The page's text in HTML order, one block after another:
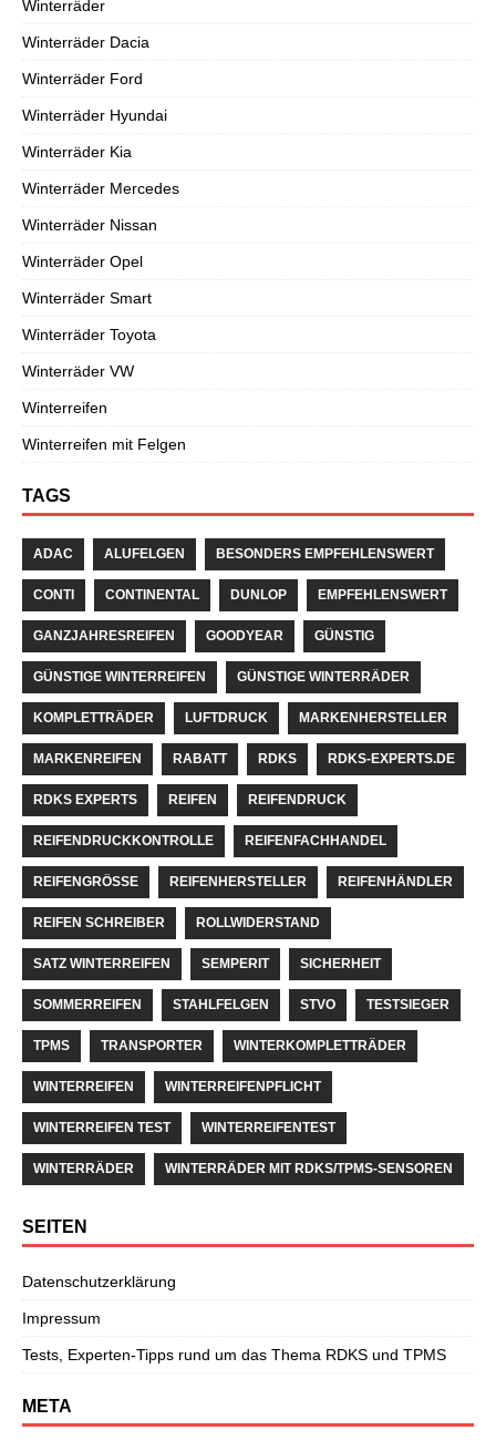
Winterräder
Winterräder Dacia
Winterräder Ford
Winterräder Hyundai
Winterräder Kia
Winterräder Mercedes
Winterräder Nissan
Winterräder Opel
Winterräder Smart
Winterräder Toyota
Winterräder VW
Winterreifen
Winterreifen mit Felgen
TAGS
ADAC ALUFELGEN BESONDERS EMPFEHLENSWERT
CONTI CONTINENTAL DUNLOP EMPFEHLENSWERT
GANZJAHRESREIFEN GOODYEAR GÜNSTIG
GÜNSTIGE WINTERREIFEN GÜNSTIGE WINTERRÄDER
KOMPLETTRÄDER LUFTDRUCK MARKENHERSTELLER
MARKENREIFEN RABATT RDKS RDKS-EXPERTS.DE
RDKS EXPERTS REIFEN REIFENDRUCK
REIFENDRUCKKONTROLLE REIFENFACHHANDEL
REIFENGRÖSSE REIFENHERSTELLER REIFENHÄNDLER
REIFEN SCHREIBER ROLLWIDERSTAND
SATZ WINTERREIFEN SEMPERIT SICHERHEIT
SOMMERREIFEN STAHLFELGEN STVO TESTSIEGER
TPMS TRANSPORTER WINTERKOMPLETTRÄDER
WINTERREIFEN WINTERREIFENPFLICHT
WINTERREIFEN TEST WINTERREIFENTEST
WINTERRÄDER WINTERRÄDER MIT RDKS/TPMS-SENSOREN
SEITEN
Datenschutzerklärung
Impressum
Tests, Experten-Tipps rund um das Thema RDKS und TPMS
META